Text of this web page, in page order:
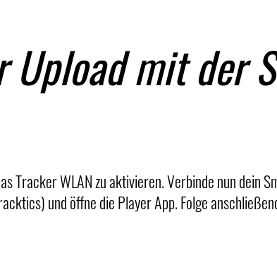
mit der
Tracker WLAN zu aktivieren. Verbinde nun dein
und öffne die Player App. Folge